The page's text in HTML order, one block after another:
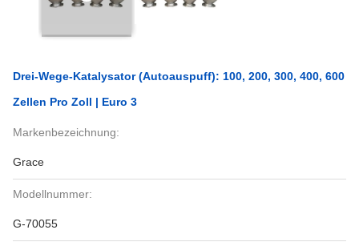
Drei-Wege-Katalysator (Autoauspuff): 100, 200, 300, 400, 600
Zellen Pro Zoll | Euro 3
Markenbezeichnung:
Grace
Modellnummer:
G-70055